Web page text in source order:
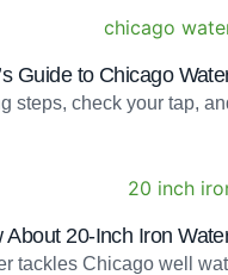
Guide to Chicago
steps, check your tap,
20-Inch Iron
tackles Chicago well